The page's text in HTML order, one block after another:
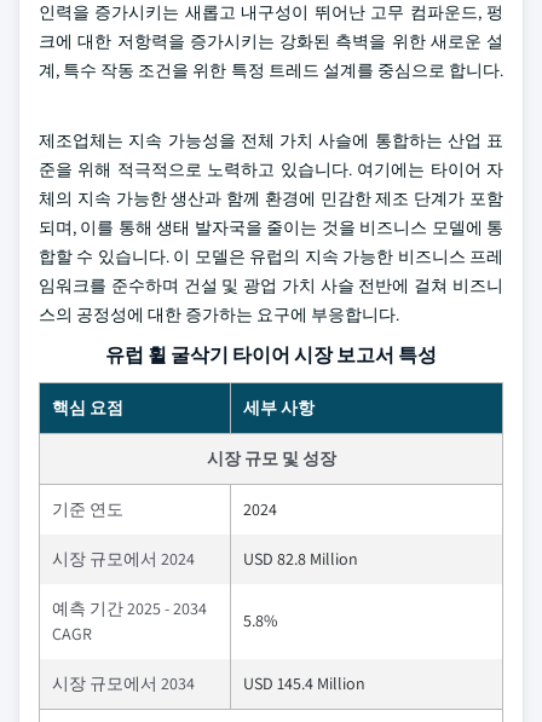
인력을 증가시키는 새롭고 내구성이 뛰어난 고무 컴파운드, 펑
크에 대한 저항력을 증가시키는 강화된 측벽을 위한 새로운 설
계, 특수 작동 조건을 위한 특정 트레드 설계를 중심으로 합니다.
제조업체는 지속 가능성을 전체 가치 사슬에 통합하는 산업 표
준을 위해 적극적으로 노력하고 있습니다. 여기에는 타이어 자
체의 지속 가능한 생산과 함께 환경에 민감한 제조 단계가 포함
되며, 이를 통해 생태 발자국을 줄이는 것을 비즈니스 모델에 통
합할 수 있습니다. 이 모델은 유럽의 지속 가능한 비즈니스 프레
임워크를 준수하며 건설 및 광업 가치 사슬 전반에 걸쳐 비즈니
스의 공정성에 대한 증가하는 요구에 부응합니다.
유럽 ​​휠 굴삭기 타이어 시장 보고서 특성
핵심 요점 세부 사항
시장 규모 및 성장
기준 연도 2024
시장 규모에서 2024 USD 82.8 Million
예측 기간 2025 - 2034
CAGR
5.8%
시장 규모에서 2034 USD 145.4 Million